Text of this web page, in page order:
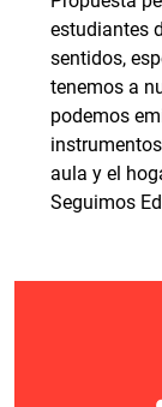
estudiantes
sentidos,
tenemos a
podemos
aula y el
Seguimos